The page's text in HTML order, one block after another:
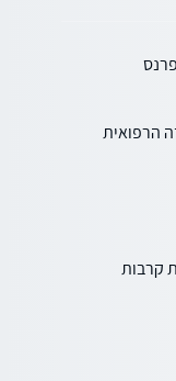
הרפואית
קרבות